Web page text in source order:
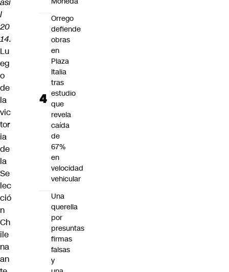
l
20
14.
Lu
eg
o
de
la
vic
tor
ia
de
la
Se
lec
ció
n
Ch
ile
na
an
Orrego
defiende
obras
en
Plaza
Italia
tras
estudio
que
revela
caída
de
67%
en
velocidad
vehicular
Una
querella
por
presuntas
firmas
falsas
y